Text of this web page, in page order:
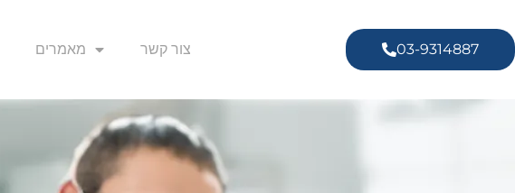
מאמרים צור קשר 03-9314887